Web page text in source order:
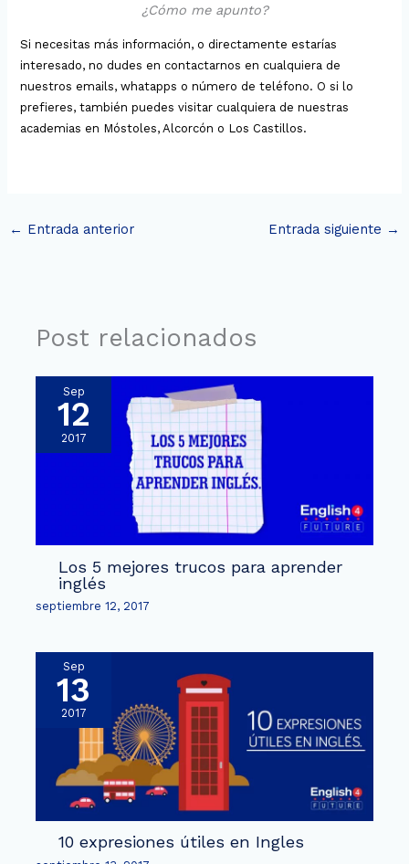
¿Cómo me apunto?
Si necesitas más información, o directamente estarías
interesado, no dudes en contactarnos en cualquiera de
nuestros emails, whatapps o número de teléfono. O si lo
prefieres, también puedes visitar cualquiera de nuestras
academias en Móstoles, Alcorcón o Los Castillos.
← Entrada anterior Entrada siguiente →
Post relacionados
Sep
12
2017
Los 5 mejores trucos para aprender
inglés
septiembre 12, 2017
Sep
13
2017
10 expresiones útiles en Ingles